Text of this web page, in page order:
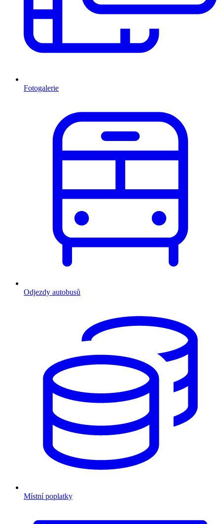
Fotogalerie
Odjezdy autobusů
Místní poplatky